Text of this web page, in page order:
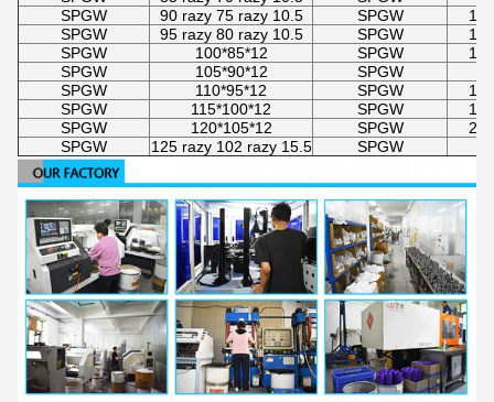
SPGW
90 razy 75 razy 10.5 SPGW
SPGW
95 razy 80 razy 10.5 SPGW
SPGW
100*85*12 SPGW
SPGW
105*90*12
SPGW
SPGW
110*95*12 SPGW
SPGW
115*100*12 SPGW
SPGW
120*105*12 SPGW
SPGW
125 razy 102 razy 15.5 SPGW